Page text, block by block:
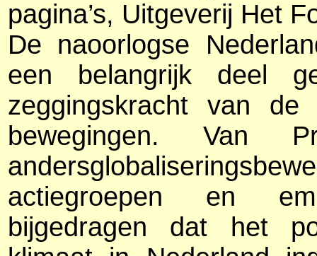
pagina’s, Uitgeverij Het
De naoorlogse
een belangrijk deel
zeggingskracht van de
bewegingen.
actiegroepen en
bijgedragen dat het